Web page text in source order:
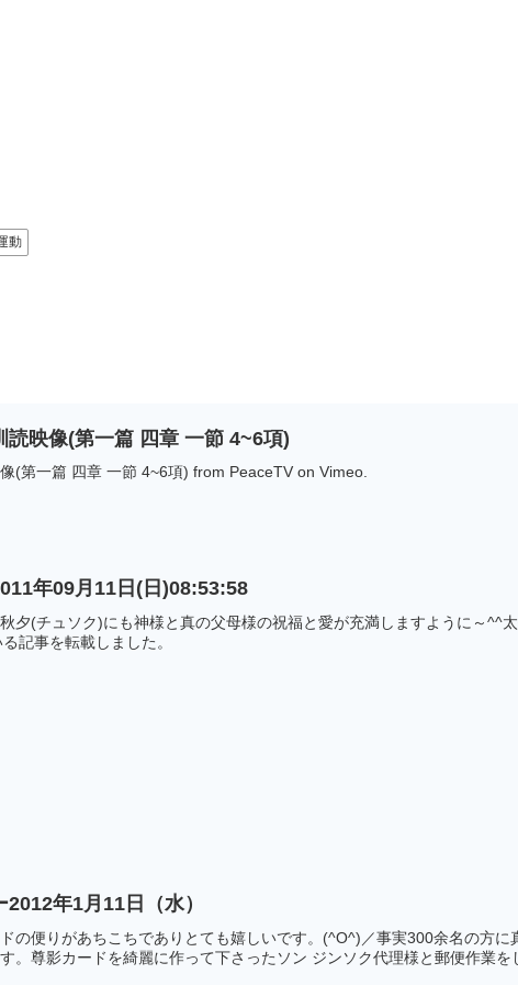
動
読映像(第一篇 四章 一節 4~6項)
(第一篇 四章 一節 4~6項) from PeaceTV on Vimeo.
年09月11日(日)08:53:58
夕(チュソク)にも神様と真の父母様の祝福と愛が充満しますように～^^
記事を転載しました。
年1月11日（水）
の便りがあちこちでありとても嬉しいです。(^O^)／事実300余名の方
。尊影カードを綺麗に作って下さったソン ジンソク代理様と郵便作業を